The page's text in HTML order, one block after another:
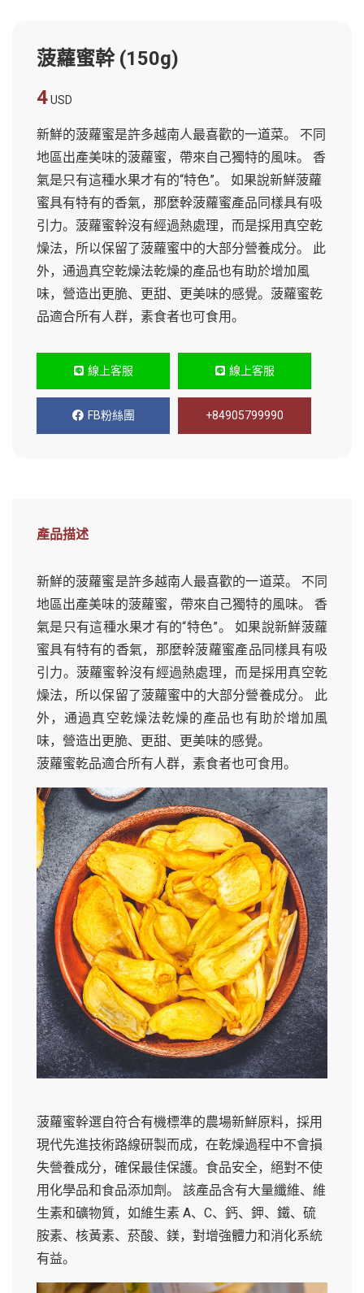
菠蘿蜜幹 (150g)
4USD
新鮮的菠蘿蜜是許多越南人最喜歡的一道菜。 不同
地區出產美味的菠蘿蜜，帶來自己獨特的風味。 香
氣是只有這種水果才有的“特色”。 如果說新鮮菠蘿
蜜具有特有的香氣，那麼幹菠蘿蜜產品同樣具有吸
引力。菠蘿蜜幹沒有經過熱處理，而是採用真空乾
燥法，所以保留了菠蘿蜜中的大部分營養成分。 此
外，通過真空乾燥法乾燥的產品也有助於增加風
味，營造出更脆、更甜、更美味的感覺。菠蘿蜜乾
品適合所有人群，素食者也可食用。
線上客服 線上客服
FB粉絲團 +84905799990
產品描述
新鮮的菠蘿蜜是許多越南人最喜歡的一道菜。 不同
地區出產美味的菠蘿蜜，帶來自己獨特的風味。 香
氣是只有這種水果才有的“特色”。 如果說新鮮菠蘿
蜜具有特有的香氣，那麼幹菠蘿蜜產品同樣具有吸
引力。菠蘿蜜幹沒有經過熱處理，而是採用真空乾
燥法，所以保留了菠蘿蜜中的大部分營養成分。 此
外，通過真空乾燥法乾燥的產品也有助於增加風
味，營造出更脆、更甜、更美味的感覺。
菠蘿蜜乾品適合所有人群，素食者也可食用。
菠蘿蜜幹選自符合有機標準的農場新鮮原料，採用
現代先進技術路線研製而成，在乾燥過程中不會損
失營養成分，確保最佳保護。食品安全，絕對不使
用化學品和食品添加劑。 該產品含有大量纖維、維
生素和礦物質，如維生素 A、C、鈣、鉀、鐵、硫
胺素、核黃素、菸酸、鎂，對增強體力和消化系統
有益。